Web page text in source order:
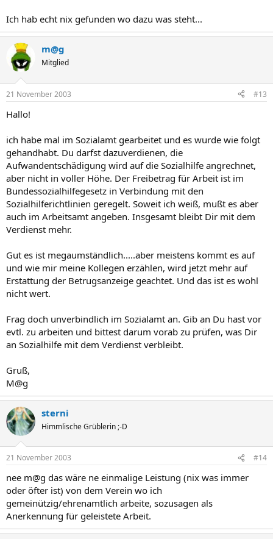
Ich hab echt nix gefunden wo dazu was steht...
m@g
Mitglied
21 November 2003 #13
Hallo!
ich habe mal im Sozialamt gearbeitet und es wurde wie folgt
gehandhabt. Du darfst dazuverdienen, die
Aufwandentschädigung wird auf die Sozialhilfe angrechnet,
aber nicht in voller Höhe. Der Freibetrag für Arbeit ist im
Bundessozialhilfegesetz in Verbindung mit den
Sozialhilferichtlinien geregelt. Soweit ich weiß, mußt es aber
auch im Arbeitsamt angeben. Insgesamt bleibt Dir mit dem
Verdienst mehr.
Gut es ist megaumständlich.....aber meistens kommt es auf
und wie mir meine Kollegen erzählen, wird jetzt mehr auf
Erstattung der Betrugsanzeige geachtet. Und das ist es wohl
nicht wert.
Frag doch unverbindlich im Sozialamt an. Gib an Du hast vor
evtl. zu arbeiten und bittest darum vorab zu prüfen, was Dir
an Sozialhilfe mit dem Verdienst verbleibt.
Gruß,
M@g
sterni
Himmlische Grüblerin ;-D
21 November 2003 #14
nee m@g das wäre ne einmalige Leistung (nix was immer
oder öfter ist) von dem Verein wo ich
gemeinützig/ehrenamtlich arbeite, sozusagen als
Anerkennung für geleistete Arbeit.